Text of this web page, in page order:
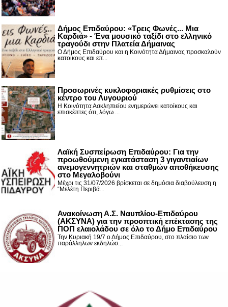
Δήμος Επιδαύρου: «Τρεις Φωνές... Μια
Καρδιά» - Ένα μουσικό ταξίδι στο ελληνικό
τραγούδι στην Πλατεία Δήμαινας
Ο Δήμος Επιδαύρου και η Κοινότητα Δήμαινας προσκαλούν
κατοίκους και επ...
Προσωρινές κυκλοφοριακές ρυθμίσεις στο
κέντρο του Λυγουριού
Η Κοινότητα Ασκληπιείου ενημερώνει κατοίκους και
επισκέπτες ότι, λόγω ...
Λαϊκή Συσπείρωση Επιδαύρου: Για την
προωθούμενη εγκατάσταση 3 γιγαντιαίων
ανεμογεννητριών και σταθμών αποθήκευσης
στο Μεγαλοβούνι
Μέχρι τις 31/07/2026 βρίσκεται σε δημόσια διαβούλευση η
“Μελέτη Περιβά...
Ανακοίνωση Α.Σ. Ναυπλίου-Επιδαύρου
(ΑΚΣΥΝΑ) για την προοπτική επέκτασης της
ΠΟΠ ελαιολάδου σε όλο το Δήμο Επιδαύρου
Την Κυριακή 19/7 ο Δήμος Επιδαύρου, στο πλαίσιο των
παράλληλων εκδηλώσ...